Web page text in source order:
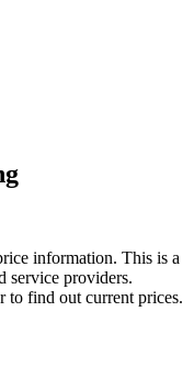
information. This is a
service providers.
to find out current prices.